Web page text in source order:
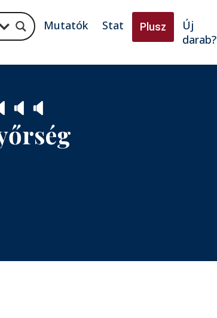
Mutatók Stat Plusz
Új
darab?
🔈 🔈